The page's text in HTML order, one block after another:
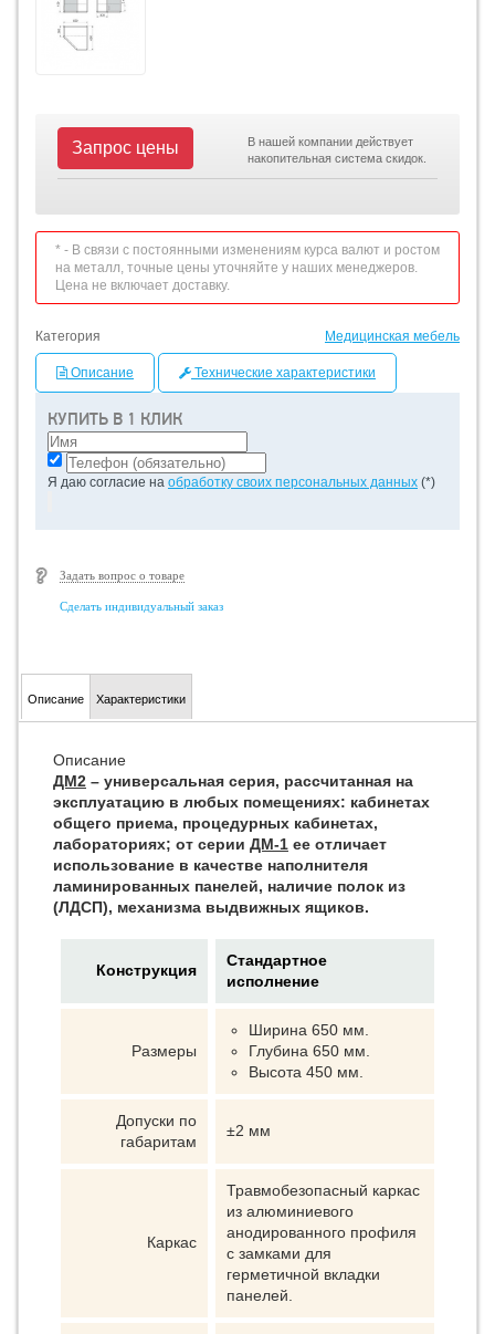
КУПИТЬ В 1 КЛИК
Я даю согласие на обработку своих персональных данных (*)
Задать вопрос о товаре
Сделать индивидуальный заказ
Запрос цены
В нашей компании действует
накопительная система скидок.
* - В связи с постоянными изменениям курса валют и ростом
на металл, точные цены уточняйте у наших менеджеров.
Цена не включает доставку.
Категория Медицинская мебель
Описание Технические характеристики
Описание Характеристики
Описание
ДМ2 – универсальная серия, рассчитанная на
эксплуатацию в любых помещениях: кабинетах
общего приема, процедурных кабинетах,
лабораториях; от серии ДМ-1 ее отличает
использование в качестве наполнителя
ламинированных панелей, наличие полок из
(ЛДСП), механизма выдвижных ящиков.
Конструкция
Стандартное
исполнение
Размеры
Ширина 650 мм.
Глубина 650 мм.
Высота 450 мм.
Допуски по
габаритам
±2 мм
Каркас
Травмобезопасный каркас
из алюминиевого
анодированного профиля
с замками для
герметичной вкладки
панелей.